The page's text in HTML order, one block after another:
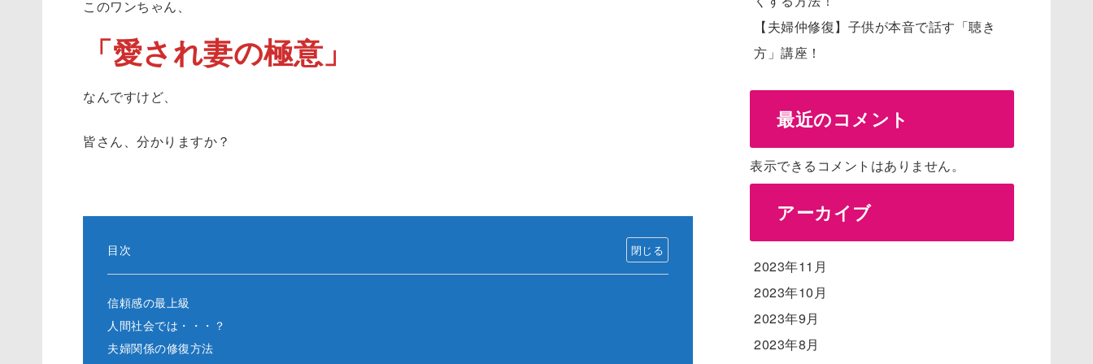
このワンちゃん、
「愛され妻の極意」
なんですけど、
皆さん、分かりますか？
目次
信頼感の最上級
人間社会では・・・？
夫婦関係の修復方法
【夫婦仲修復】子供が本音で話す「聴き
方」講座！
最近のコメント
表示できるコメントはありません。
アーカイブ
2023年11月
2023年10月
2023年9月
2023年8月